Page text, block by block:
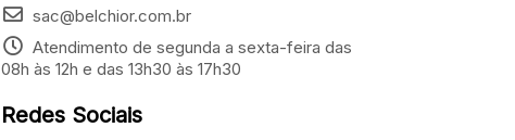
sac@belchior.com.br
Atendimento de segunda a sexta-feira das
08h às 12h e das 13h30 às 17h30
Redes Sociais